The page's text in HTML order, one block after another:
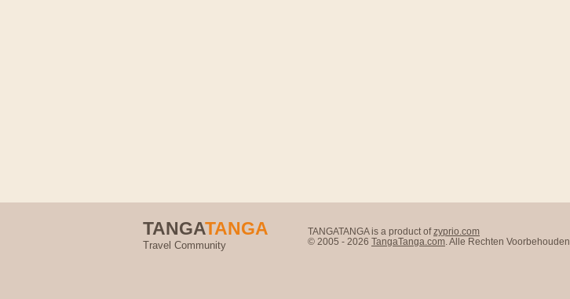
TANGATANGA
Travel Community
TANGATANGA is a product ofzyprio.com
© 2005 - 2026 TangaTanga.com . Alle Rechten Voorbehouden.